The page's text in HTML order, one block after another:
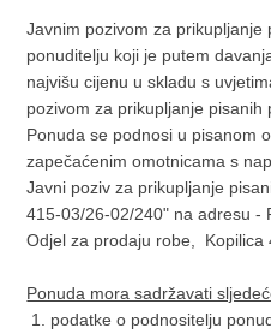
Javnim pozivom za
ponuditelju koji je putem
najvišu cijenu u skladu s
pozivom za prikupljanje pisanih
Ponuda se podnosi u pisanom
zapečaćenim omotnicama s
Javni poziv za prikupljanje
415-03/26-02/240" na adresu -
Odjel za prodaju robe, Kopilica
Ponuda mora sadržavati
1. podatke o podnositelju